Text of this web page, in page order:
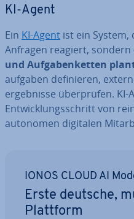
KI-Agent
Ein KI-Agent ist ein System,
Anfragen reagiert, sondern
und Auf­ga­ben­ket­ten
auf­ga­ben de­fi­nie­ren,
er­geb­nis­se über­prü­fen. KI-
Ent­wick­lungs­schritt von
autonomen digitalen
IONOS CLOUD AI
Erste deutsche,
Plattform